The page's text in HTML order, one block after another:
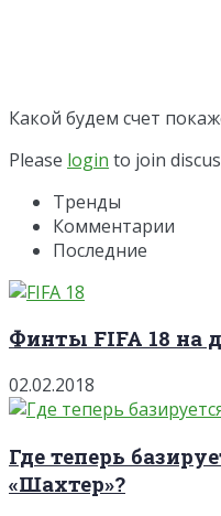
Какой будем счет
Please login to join
Тренды
Комментарии
Последние
Финты FIFA 18 на
02.02.2018
Где теперь
«Шахтер»?